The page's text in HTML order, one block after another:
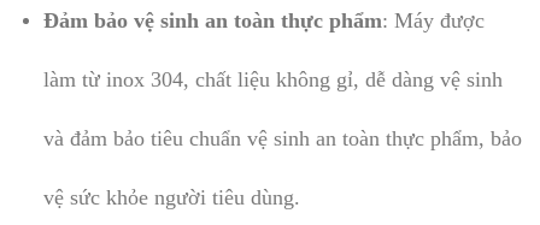
Đảm bảo vệ sinh an toàn thực phẩm: Máy được
làm từ inox 304, chất liệu không gỉ, dễ dàng vệ sinh
và đảm bảo tiêu chuẩn vệ sinh an toàn thực phẩm, bảo
vệ sức khỏe người tiêu dùng.